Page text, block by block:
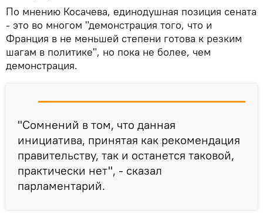
По мнению Косачева, единодушная позиция сената
- это во многом "демонстрация того, что и
Франция в не меньшей степени готова к резким
шагам в политике", но пока не более, чем
демонстрация.
"Сомнений в том, что данная
инициатива, принятая как рекомендация
правительству, так и останется таковой,
практически нет", - сказал
парламентарий.